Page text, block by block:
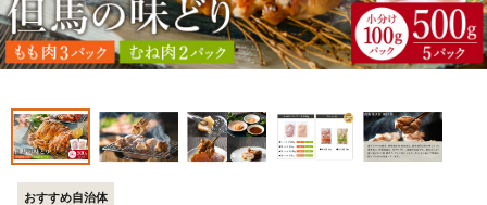
おすすめ自治体